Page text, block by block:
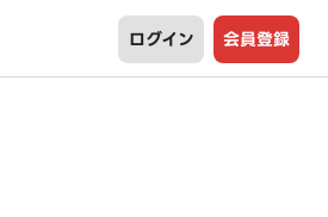
ログイン 会員登録